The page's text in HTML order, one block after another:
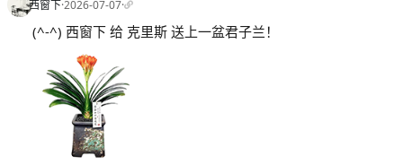
西窗下·2026-07-07·
(^-^) 西窗下 给 克里斯 送上一盆君子兰！